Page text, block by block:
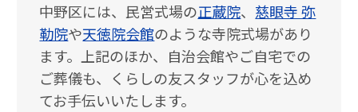
中野区には、⺠営式場の正蔵院、 慈眼寺 弥
勒院や天徳院会館のような寺院式場があり
ます。上記のほか、⾃治会館やご⾃宅での
ご葬儀も、くらしの友スタッフが⼼を込め
てお⼿伝いいたします。